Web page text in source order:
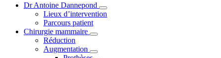
Dr Antoine Dannepond
Lieux d’intervention
Parcours patient
Chirurgie mammaire
Réduction
Augmentation